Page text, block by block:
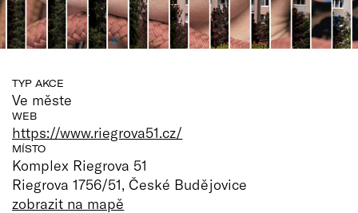
TYP AKCE
Ve měste
WEB
https://www.riegrova51.cz/
MÍSTO
Komplex Riegrova 51
Riegrova 1756/51, České Budějovice
zobrazit na mapě